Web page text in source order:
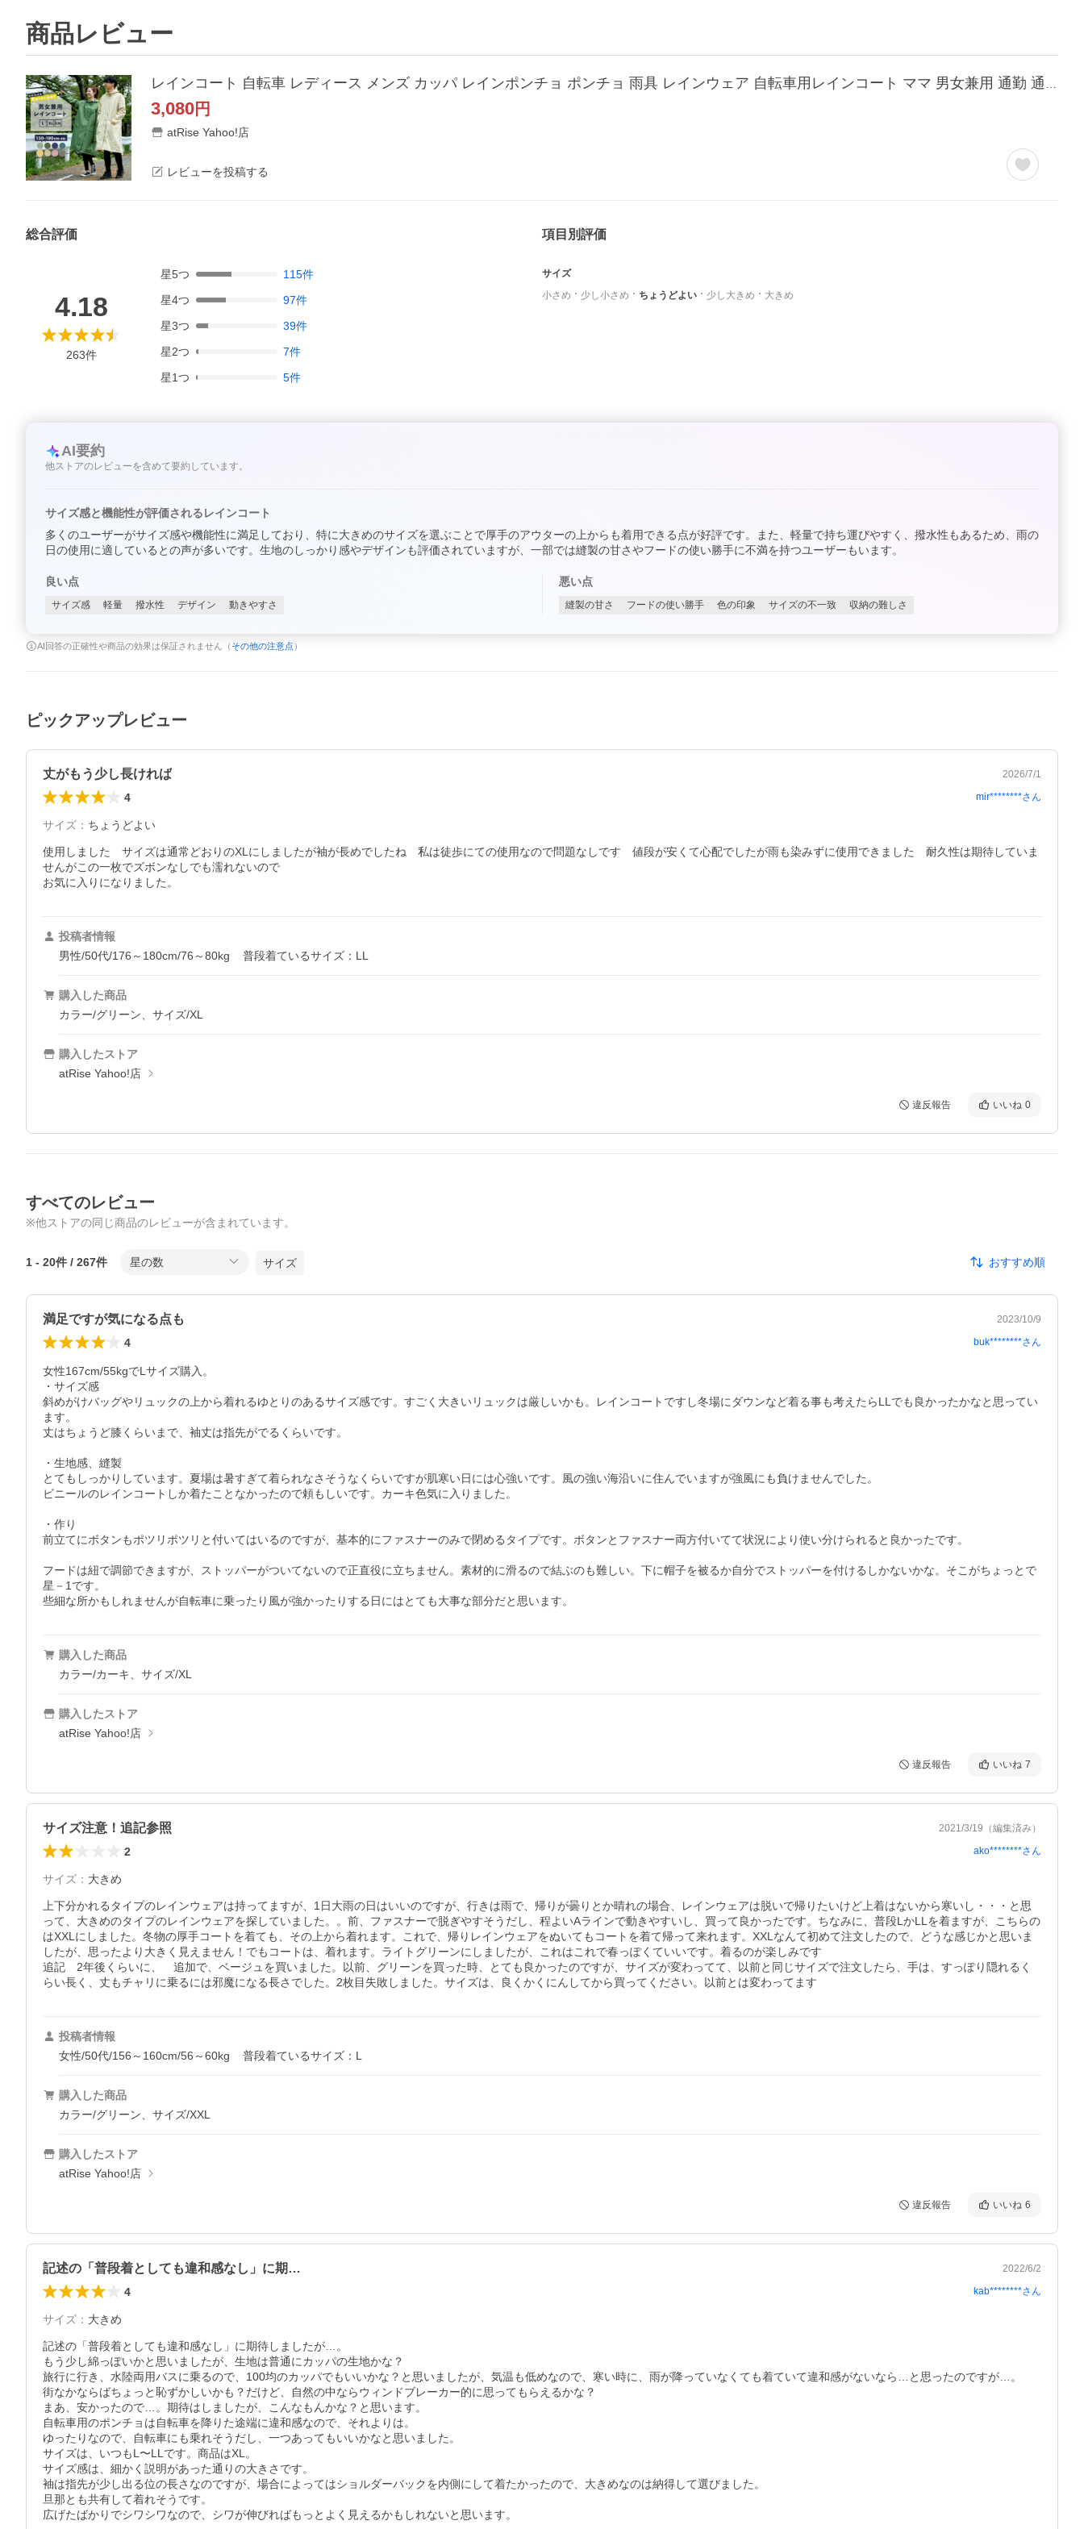
商品レビュー
3,080円
atRise Yahoo!店
レビューを投稿する
総合評価
4.18
263件
星5つ 115件
星4つ 97件
星3つ 39件
星2つ 7件
星1つ 5件
項目別評価
サイズ
小さめ
少し小さめ ちょうどよい 少し大きめ 大きめ
AI要約
他ストアのレビューを含めて要約しています。
サイズ感と機能性が評価されるレインコート
多くのユーザーがサイズ感や機能性に満足しており、特に大きめのサイズを選ぶことで厚手のアウターの上からも着用できる点が好評です。また、軽量で持ち運びやすく、撥水性もあるため、雨の
日の使用に適しているとの声が多いです。生地のしっかり感やデザインも評価されていますが、一部では縫製の甘さやフードの使い勝手に不満を持つユーザーもいます。
良い点
サイズ感 軽量 撥水性 デザイン 動きやすさ
悪い点
縫製の甘さ フードの使い勝手 色の印象 サイズの不一致 収納の難しさ
AI回答の正確性や商品の効果は保証されません（ その他の注意点 ）
ピックアップレビュー
丈がもう少し長ければ 2026/7/1
4 mir********さん
サイズ ： ちょうどよい
使用しました　サイズは通常どおりのXLにしましたが袖が長めでしたね　私は徒歩にての使用なので問題なしです　値段が安くて心配でしたが雨も染みずに使用できました　耐久性は期待していま
せんがこの一枚でズボンなしでも濡れないので
お気に入りになりました。
投稿者情報
男性/50代/176～180cm/76～80kg
普段着ているサイズ：LL
購入した商品
カラー/グリーン、サイズ/XL
購入したストア
atRise Yahoo!店
違反報告 いいね 0
すべてのレビュー
※他ストアの同じ商品のレビューが含まれています。
1 - 20件 / 267件 星の数 サイズ おすすめ順
満足ですが気になる点も 2023/10/9
4 buk********さん
女性167cm/55kgでLサイズ購入。
・サイズ感
斜めがけバッグやリュックの上から着れるゆとりのあるサイズ感です。すごく大きいリュックは厳しいかも。レインコートですし冬場にダウンなど着る事も考えたらLLでも良かったかなと思ってい
ます。
丈はちょうど膝くらいまで、袖丈は指先がでるくらいです。
・生地感、縫製
とてもしっかりしています。夏場は暑すぎて着られなさそうなくらいですが肌寒い日には心強いです。風の強い海沿いに住んでいますが強風にも負けませんでした。
ビニールのレインコートしか着たことなかったので頼もしいです。カーキ色気に入りました。
・作り
前立てにボタンもポツリポツリと付いてはいるのですが、基本的にファスナーのみで閉めるタイプです。ボタンとファスナー両方付いてて状況により使い分けられると良かったです。
フードは紐で調節できますが、ストッパーがついてないので正直役に立ちません。素材的に滑るので結ぶのも難しい。下に帽子を被るか自分でストッパーを付けるしかないかな。そこがちょっとで
星－1です。
些細な所かもしれませんが自転車に乗ったり風が強かったりする日にはとても大事な部分だと思います。
購入した商品
カラー/カーキ、サイズ/XL
購入したストア
atRise Yahoo!店
違反報告 いいね 7
サイズ注意！追記参照 2021/3/19 （編集済み）
2 ako********さん
サイズ ： 大きめ
上下分かれるタイプのレインウェアは持ってますが、1日大雨の日はいいのですが、行きは雨で、帰りが曇りとか晴れの場合、レインウェアは脱いで帰りたいけど上着はないから寒いし・・・と思
って、大きめのタイプのレインウェアを探していました。。前、ファスナーで脱ぎやすそうだし、程よいAラインで動きやすいし、買って良かったです。ちなみに、普段LかLLを着ますが、こちらの
はXXLにしました。冬物の厚手コートを着ても、その上から着れます。これで、帰りレインウェアをぬいてもコートを着て帰って来れます。XXLなんて初めて注文したので、どうな感じかと思いま
したが、思ったより大きく見えません！でもコートは、着れます。ライトグリーンにしましたが、これはこれで春っぽくていいです。着るのが楽しみです
追記　2年後くらいに、　追加で、ベージュを買いました。以前、グリーンを買った時、とても良かったのですが、サイズが変わってて、以前と同じサイズで注文したら、手は、すっぽり隠れるく
らい長く、丈もチャリに乗るには邪魔になる長さでした。2枚目失敗しました。サイズは、良くかくにんしてから買ってください。以前とは変わってます
投稿者情報
女性/50代/156～160cm/56～60kg
普段着ているサイズ：L
購入した商品
カラー/グリーン、サイズ/XXL
購入したストア
atRise Yahoo!店
違反報告 いいね 6
記述の「普段着としても違和感なし」に期… 2022/6/2
4 kab********さん
サイズ ： 大きめ
記述の「普段着としても違和感なし」に期待しましたが…。
もう少し綿っぽいかと思いましたが、生地は普通にカッパの生地かな？
旅行に行き、水陸両用バスに乗るので、100均のカッパでもいいかな？と思いましたが、気温も低めなので、寒い時に、雨が降っていなくても着ていて違和感がないなら…と思ったのですが…。
街なかならばちょっと恥ずかしいかも？だけど、自然の中ならウィンドブレーカー的に思ってもらえるかな？
まあ、安かったので…。期待はしましたが、こんなもんかな？と思います。
自転車用のポンチョは自転車を降りた途端に違和感なので、それよりは。
ゆったりなので、自転車にも乗れそうだし、一つあってもいいかなと思いました。
サイズは、いつもL〜LLです。商品はXL。
サイズ感は、細かく説明があった通りの大きさです。
袖は指先が少し出る位の長さなのですが、場合によってはショルダーバックを内側にして着たかったので、大きめなのは納得して選びました。
旦那とも共有して着れそうです。
広げたばかりでシワシワなので、シワが伸びればもっとよく見えるかもしれないと思います。